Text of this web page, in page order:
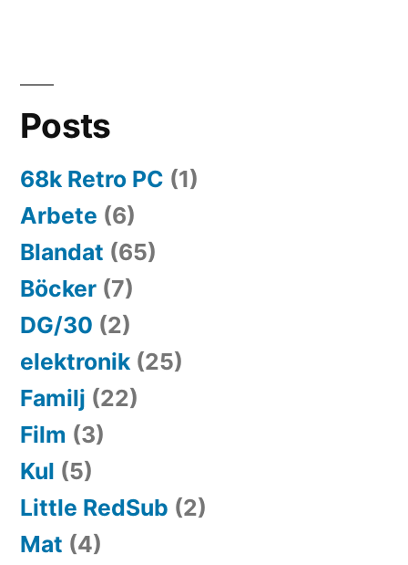
Posts
68k Retro PC (1)
Arbete (6)
Blandat (65)
Böcker (7)
DG/30 (2)
elektronik (25)
Familj (22)
Film (3)
Kul (5)
Little RedSub (2)
Mat (4)